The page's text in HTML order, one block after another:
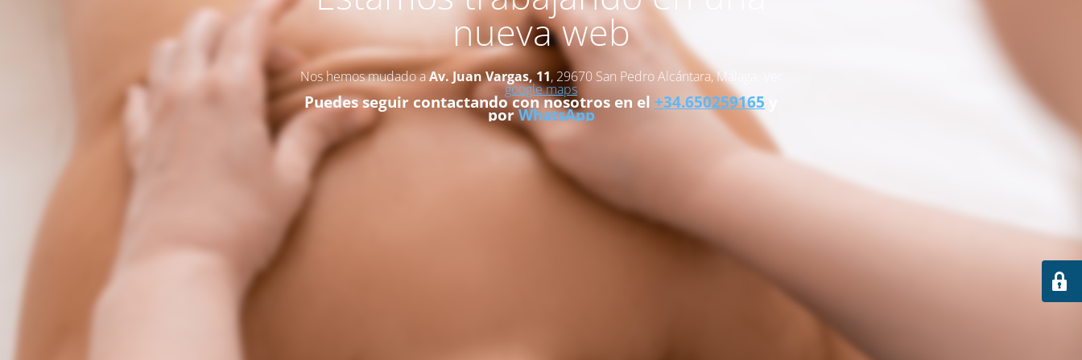
nueva web
Nos hemos mudado aAv. Juan Vargas, 11, 29670 San Pedro Alcántara, Málaga. Ver
google maps
Puedes seguir contactando con nosotros en el +34.650259165
porWhatsApp